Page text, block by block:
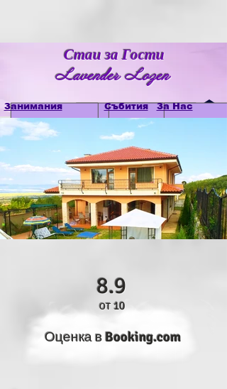
Стаи за Гости
Lavender Lozen
Стаи
Занимания Събития За Нас
8.9
Оценка вBooking.com
от 10